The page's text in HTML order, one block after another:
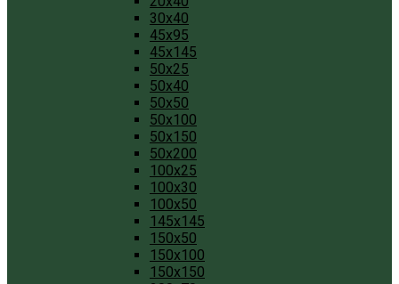
30x40
45x95
45x145
50x25
50x40
50x50
50x100
50x150
50x200
100x25
100x30
100x50
145x145
150x50
150x100
150x150